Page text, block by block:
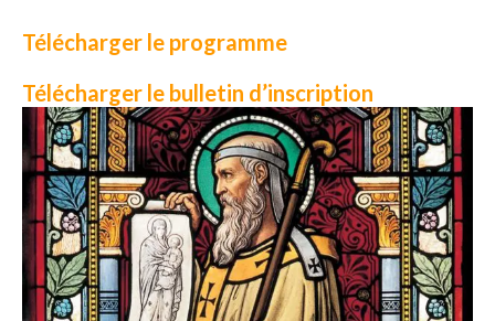
Télécharger le programme
Télécharger le bulletin d’inscription